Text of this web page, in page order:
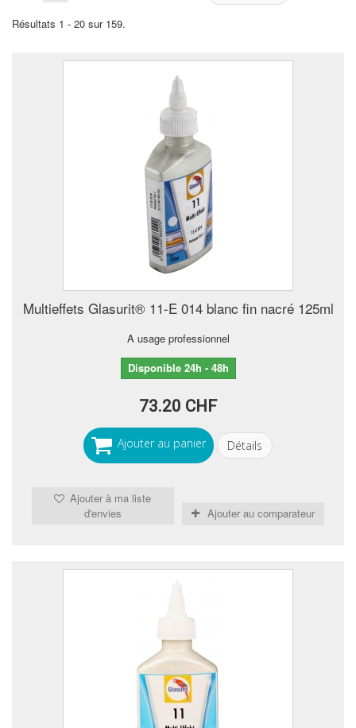
Résultats 1 - 20 sur 159.
Multieffets Glasurit® 11-E 014 blanc fin nacré 125ml
A usage professionnel
Disponible 24h - 48h
73.20 CHF
Ajouter au panier Détails
Ajouter à ma liste
d'envies
Ajouter au comparateur